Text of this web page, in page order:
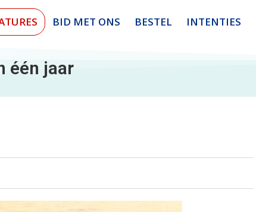
BID MET ONS BESTEL INTENTIES
één jaar